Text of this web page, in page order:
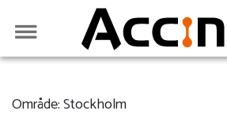
Område: Stockholm